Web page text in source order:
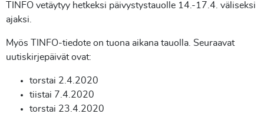
TINFO vetäytyy hetkeksi päivystystauolle 14.-17.4. väliseksi
ajaksi.
Myös TINFO-tiedote on tuona aikana tauolla. Seuraavat
uutiskirjepäivät ovat:
torstai 2.4.2020
tiistai 7.4.2020
torstai 23.4.2020